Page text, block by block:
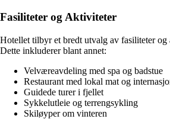
Fasiliteter og Aktiviteter
Hotellet tilbyr et bredt utvalg av fasiliteter og
Dette inkluderer blant annet:
Velværeavdeling med spa og badstue
Restaurant med lokal mat og
Guidede turer i fjellet
Sykkelutleie og terrengsykling
Skiløyper om vinteren